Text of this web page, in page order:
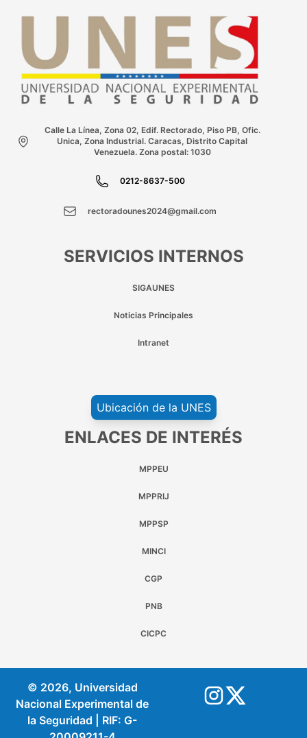
Calle La Línea, Zona 02, Edif. Rectorado, Piso PB, Ofic.
Unica, Zona Industrial. Caracas, Distrito Capital
Venezuela. Zona postal: 1030
0212-8637-500
rectoradounes2024@gmail.com
SERVICIOS INTERNOS
SIGAUNES
Noticias Principales
Intranet
Ubicación de la UNES
ENLACES DE INTERÉS
MPPEU
MPPRIJ
MPPSP
MINCI
CGP
PNB
CICPC
© 2026, Universidad
Nacional Experimental de
la Seguridad | RIF: G-